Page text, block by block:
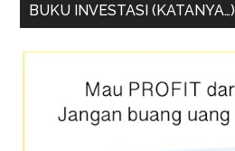
BUKU INVESTASI (KATANYA…)